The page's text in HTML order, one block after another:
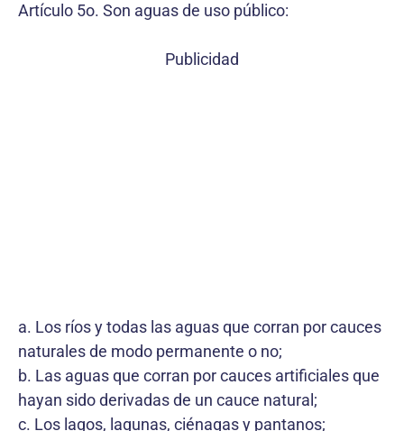
Artículo 5o. Son aguas de uso público:
Publicidad
a. Los ríos y todas las aguas que corran por cauces
naturales de modo permanente o no;
b. Las aguas que corran por cauces artificiales que
hayan sido derivadas de un cauce natural;
c. Los lagos, lagunas, ciénagas y pantanos;